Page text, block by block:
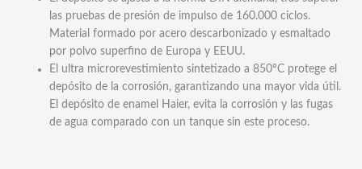
las pruebas de presión de impulso de 160.000 ciclos.
Material formado por acero descarbonizado y esmaltado
por polvo superfino de Europa y EEUU.
El ultra microrevestimiento sintetizado a 850ºC protege el
depósito de la corrosión, garantizando una mayor vida útil.
El depósito de enamel Haier, evita la corrosión y las fugas
de agua comparado con un tanque sin este proceso.